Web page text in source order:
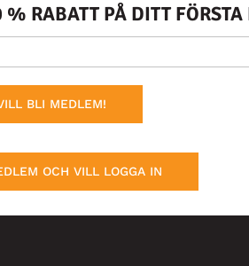
RABATT PÅ DITT
BLI MEDLEM!
OCH VILL LOGGA IN